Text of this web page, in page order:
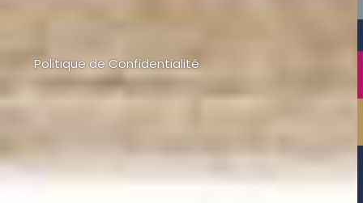
Politique de Confidentialité